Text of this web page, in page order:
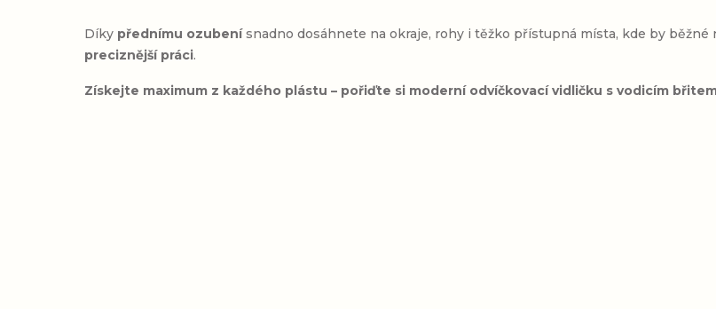
Díky přednímu ozubenísnadno dosáhnete na okraje, rohy i těžko přístupná místa, kde by
preciznější práci.
Získejte maximum z každého plástu – pořiďte si moderní odvíčkovací vidličku s vodicím